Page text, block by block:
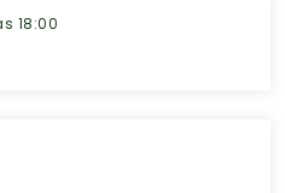
18:00